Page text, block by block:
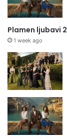
Plamen ljubavi
1 week ago